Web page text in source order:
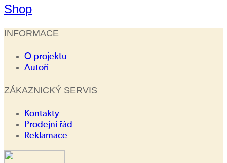
Shop
INFORMACE
O projektu
Autoři
ZÁKAZNICKÝ SERVIS
Kontakty
Prodejní řád
Reklamace